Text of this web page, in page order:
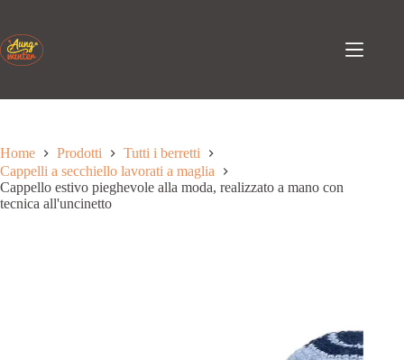
contenuto
Home Prodotti
Tutti i berretti
Cappelli a secchiello lavorati a maglia
Cappello estivo pieghevole alla moda, realizzato a mano con
tecnica all'uncinetto